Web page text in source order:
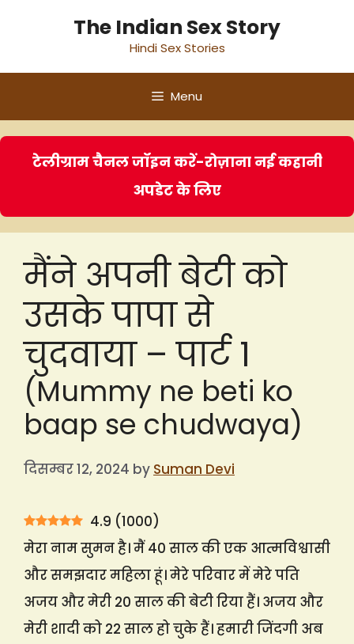
The Indian Sex Story
Hindi Sex Stories
Menu
टेलीग्राम चैनल जॉइन करें-रोज़ाना नई कहानी
अपडेट के लिए
मैंने अपनी बेटी को
उसके पापा से
चुदवाया – पार्ट 1
(Mummy ne beti ko
baap se chudwaya)
दिसम्बर 12, 2024 by Suman Devi
4.9 (1000)
मेरा नाम सुमन है। मैं 40 साल की एक आत्मविश्वासी
और समझदार महिला हूं। मेरे परिवार में मेरे पति
अजय और मेरी 20 साल की बेटी रिया हैं। अजय और
मेरी शादी को 22 साल हो चुके हैं। हमारी जिंदगी अब